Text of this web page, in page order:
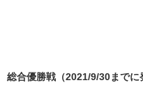
総合優勝戦（2021/9/30まで